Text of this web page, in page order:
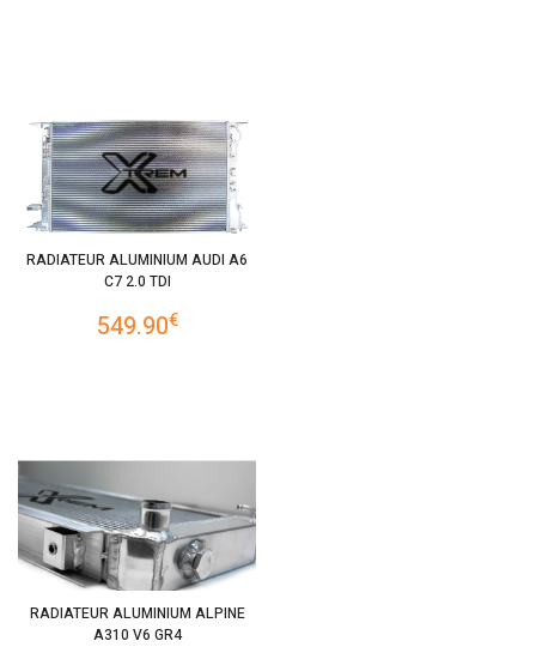
RADIATEUR ALUMINIUM AUDI A6
C7 2.0 TDI
549.90€
RADIATEUR ALUMINIUM ALPINE
A310 V6 GR4